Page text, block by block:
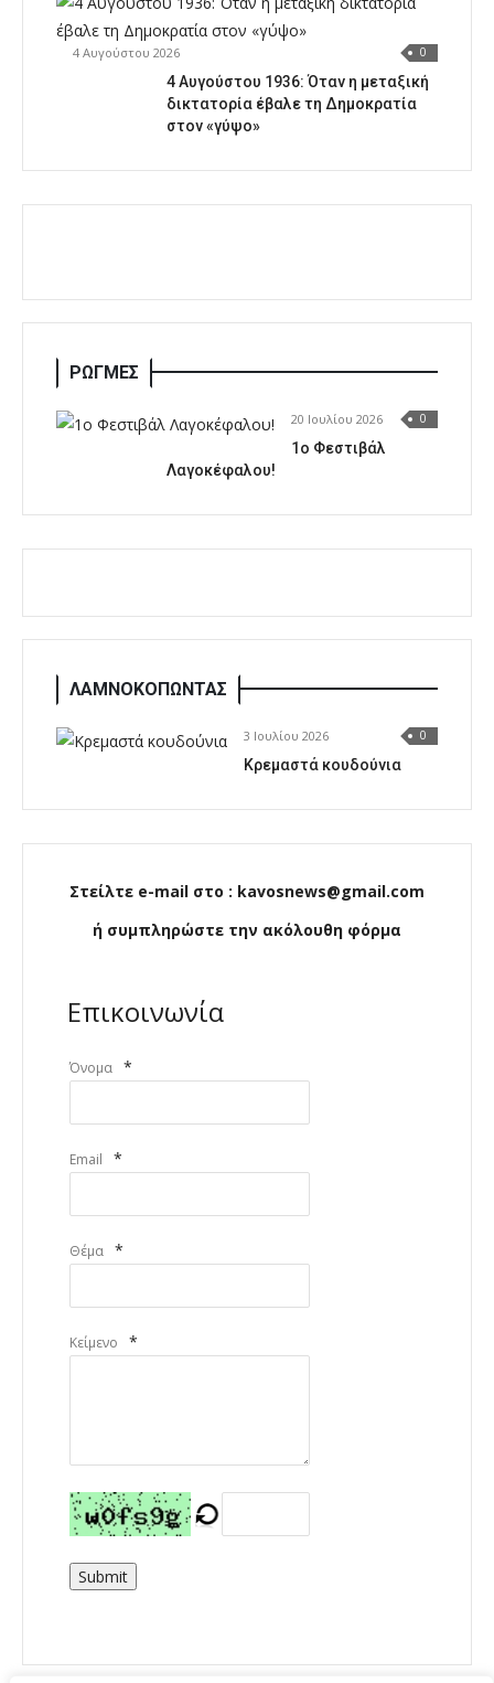
4 Αυγούστου 2026 0
4 Αυγούστου 1936: Όταν η μεταξική
δικτατορία έβαλε τη Δημοκρατία
στον «γύψο»
ΡΩΓΜΕΣ
20 Ιουλίου 2026 0
1o Φεστιβάλ
Λαγοκέφαλου!
ΛΑΜΝΟΚΟΠΩΝΤΑΣ
3 Ιουλίου 2026 0
Κρεμαστά κουδούνια
Στείλτε e-mail στο : kavosnews@gmail.com
ή συμπληρώστε την ακόλουθη φόρμα
Επικοινωνία
Όνομα *
Email *
Θέμα *
Κείμενο *
Submit